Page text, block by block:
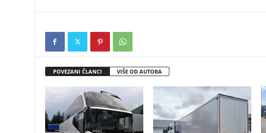
POVEZANI ČLANCI VIŠE OD AUTORA